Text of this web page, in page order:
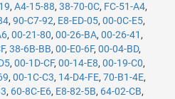
, A4-15-88, 38-70-0C, FC-51-A4,
, 90-C7-92, E8-ED-05, 00-0C-E5,
, 00-21-80, 00-26-BA, 00-26-41 ,
, 38-6B-BB, 00-E0-6F, 00-04-BD,
, 00-1D-CF, 00-14-E8, 00-19-C0,
, 00-1C-C3, 14-D4-FE, 70-B1-4E,
, 60-8C-E6, E8-82-5B, 64-02-CB,